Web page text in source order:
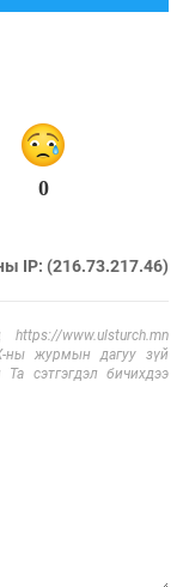
0
IP: (216.73.217.46)
www.ulsturch.mn
ны журмын дагуу зүй
Та сэтгэгдэл бичихдээ